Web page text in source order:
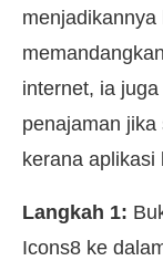
internet, ia
penajaman
kerana aplikasi
Langkah 1:
Icons8 ke